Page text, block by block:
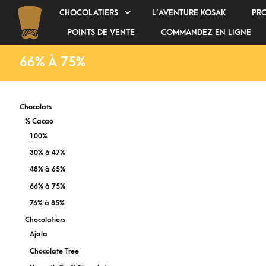
CHOCOLATIERS L’AVENTURE KOSAK
POINTS DE VENTE COMMANDEZ EN LIGNE
66% À 75%
Chocolats
% Cacao
100%
30% à 47%
48% à 65%
66% à 75%
76% à 85%
Chocolatiers
Ajala
Chocolate Tree